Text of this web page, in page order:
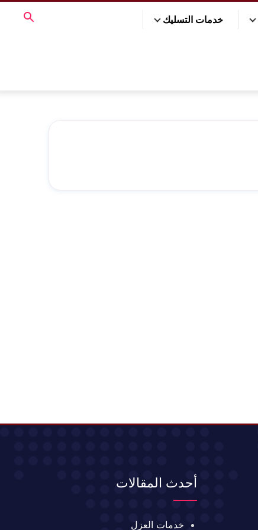
خدمات التسليك
أحدث المقالات
خدمات العزل